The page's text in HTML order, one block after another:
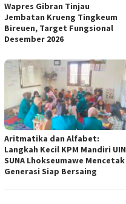
Wapres Gibran Tinjau
Jembatan Krueng Tingkeum
Bireuen, Target Fungsional
Desember 2026
Aritmatika dan Alfabet:
Langkah Kecil KPM Mandiri UIN
SUNA Lhokseumawe Mencetak
Generasi Siap Bersaing